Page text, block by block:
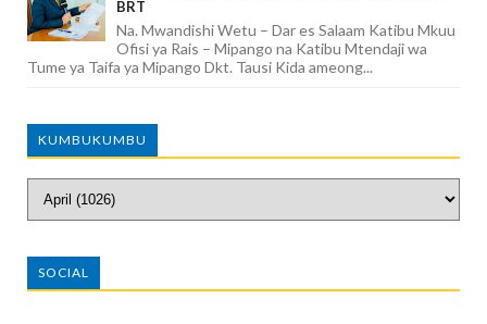
BRT
Na. Mwandishi Wetu – Dar es Salaam Katibu Mkuu
Ofisi ya Rais – Mipango na Katibu Mtendaji wa
Tume ya Taifa ya Mipango Dkt. Tausi Kida ameong...
KUMBUKUMBU
SOCIAL